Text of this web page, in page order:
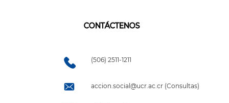
CONTÁCTENOS
(506) 2511-1211
accion.social@ucr.ac.cr (Consultas)